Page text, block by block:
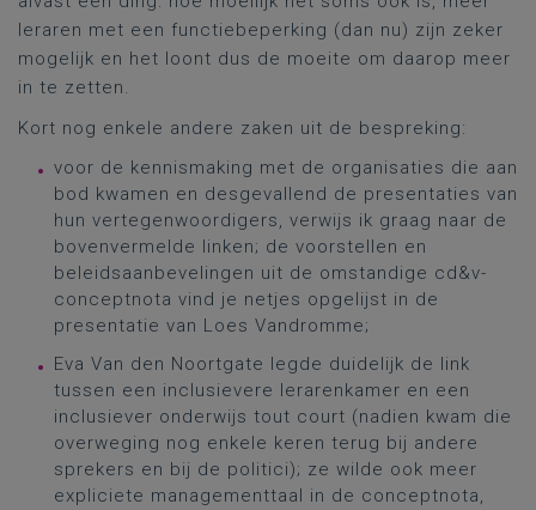
leraren met een functiebeperking (dan nu) zijn zeker
mogelijk en het loont dus de moeite om daarop meer
in te zetten.
Kort nog enkele andere zaken uit de bespreking:
voor de kennismaking met de organisaties die aan
bod kwamen en desgevallend de presentaties van
hun vertegenwoordigers, verwijs ik graag naar de
bovenvermelde linken; de voorstellen en
beleidsaanbevelingen uit de omstandige cd&v-
conceptnota vind je netjes opgelijst in de
presentatie van Loes Vandromme;
Eva Van den Noortgate legde duidelijk de link
tussen een inclusievere lerarenkamer en een
inclusiever onderwijs tout court (nadien kwam die
overweging nog enkele keren terug bij andere
sprekers en bij de politici); ze wilde ook meer
expliciete managementtaal in de conceptnota,